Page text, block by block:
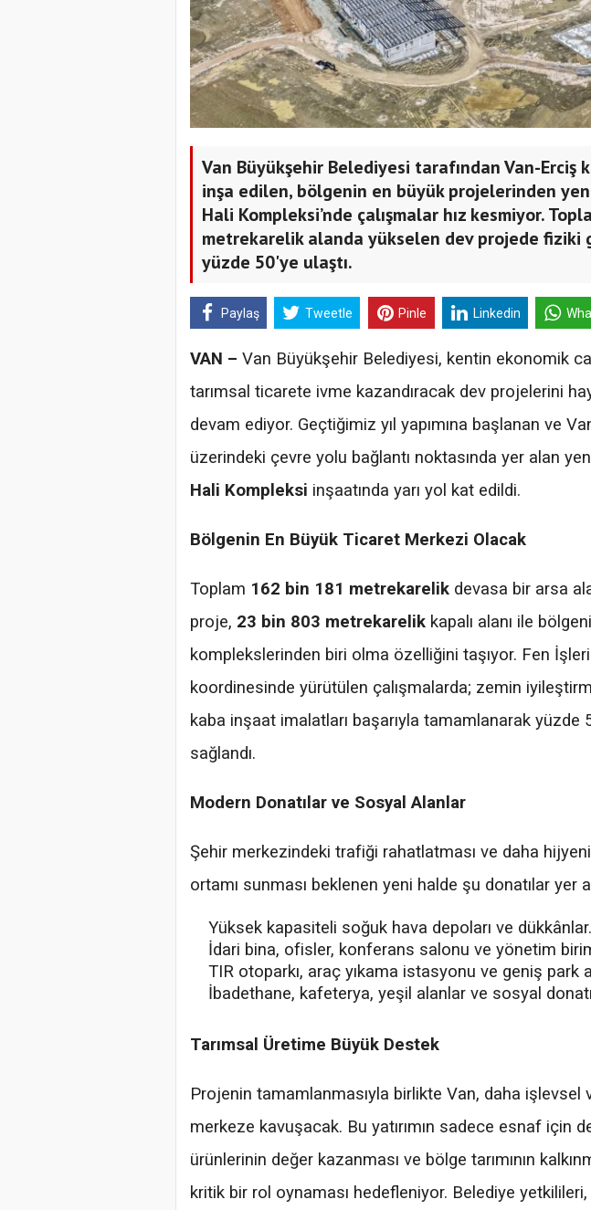
Van Büyükşehir Belediyesi tarafından Van-Erciş
inşa edilen, bölgenin en büyük projelerinden
Hali Kompleksi’nde çalışmalar hız kesmiyor.
metrekarelik alanda yükselen dev projede fiziki
yüzde 50'ye ulaştı.
Paylaş Tweetle Pinle Linkedin
VAN – Van Büyükşehir Belediyesi, kentin ekonomik
tarımsal ticarete ivme kazandıracak dev projelerini
devam ediyor. Geçtiğimiz yıl yapımına başlanan ve
üzerindeki çevre yolu bağlantı noktasında yer alan
Hali Kompleksi inşaatında yarı yol kat edildi.
Bölgenin En Büyük Ticaret Merkezi Olacak
Toplam 162 bin 181 metrekarelik devasa bir arsa
proje, 23 bin 803 metrekarelik kapalı alanı ile
komplekslerinden biri olma özelliğini taşıyor. Fen İşleri
koordinesinde yürütülen çalışmalarda; zemin
kaba inşaat imalatları başarıyla tamamlanarak
sağlandı.
Modern Donatılar ve Sosyal Alanlar
Şehir merkezindeki trafiği rahatlatması ve daha
ortamı sunması beklenen yeni halde şu donatılar yer
Yüksek kapasiteli soğuk hava depoları ve dükkânlar.
İdari bina, ofisler, konferans salonu ve yönetim
TIR otoparkı, araç yıkama istasyonu ve geniş park
İbadethane, kafeterya, yeşil alanlar ve sosyal
Tarımsal Üretime Büyük Destek
Projenin tamamlanmasıyla birlikte Van, daha
merkeze kavuşacak. Bu yatırımın sadece esnaf için
ürünlerinin değer kazanması ve bölge tarımının
kritik bir rol oynaması hedefleniyor. Belediye